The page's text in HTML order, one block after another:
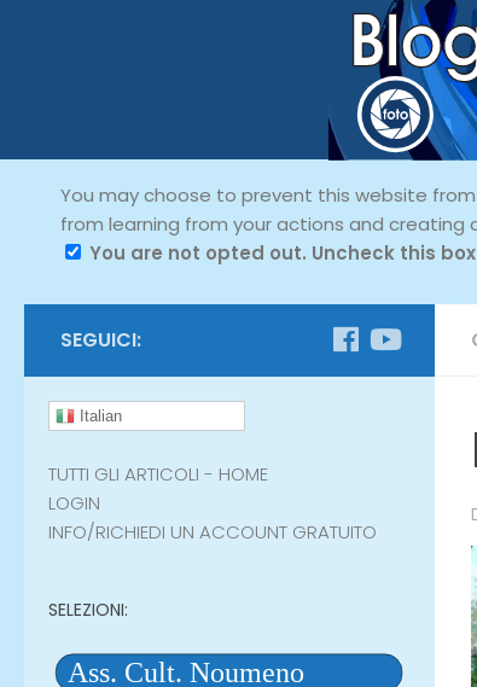
You may choose to prevent this website
from learning from your actions and
You are not opted out. Uncheck this
SEGUICI:
Italian
TUTTI GLI ARTICOLI - HOME
LOGIN
INFO/RICHIEDI UN ACCOUNT GRATUITO
SELEZIONI: